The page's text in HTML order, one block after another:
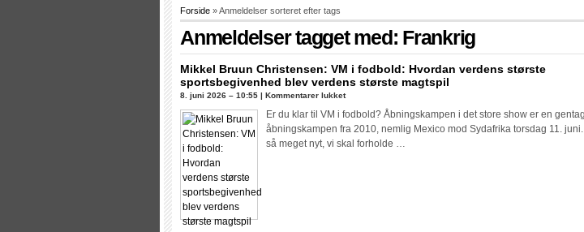
Forside » Anmeldelser sorteret efter tags
Anmeldelser tagget med: Frankrig
Mikkel Bruun Christensen: VM i fodbold: Hvordan verdens største
sportsbegivenhed blev verdens største magtspil
8. juni 2026 – 10:55 | Kommentarer lukkettil
Mikkel
Bruun
Christensen:
Er du klar til VM i fodbold? Åbningskampen i det store show er en
åbningskampen fra 2010, nemlig Mexico mod Sydafrika torsdag 11.
så meget nyt, vi skal forholde …